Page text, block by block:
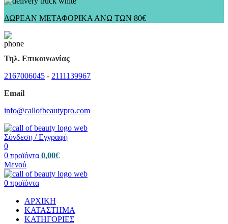
ΔΩΡΕΑΝ ΜΕΤΑΦΟΡΙΚΑ ΑΝΩ ΤΩΝ 80€
Τηλ. Επικοινωνίας
2167006045 - 2111139967
Email
info@callofbeautypro.com
Σύνδεση / Εγγραφή
0
0 προϊόντα 0,00€
Μενού
0 προϊόντα
ΑΡΧΙΚΗ
ΚΑΤΑΣΤΗΜΑ
ΚΑΤΗΓΟΡΙΕΣ